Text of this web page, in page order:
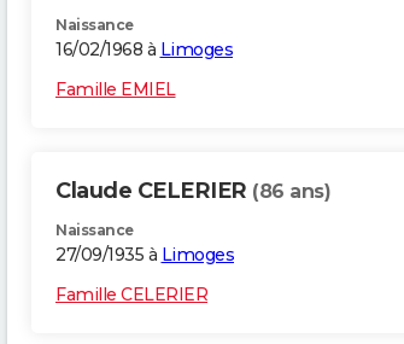
Naissance
16/02/1968 à Limoges
Famille EMIEL
Claude CELERIER (86 ans)
Naissance
27/09/1935 à Limoges
Famille CELERIER